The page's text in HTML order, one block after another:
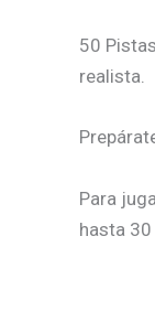
50
realista.
Para
hasta 30